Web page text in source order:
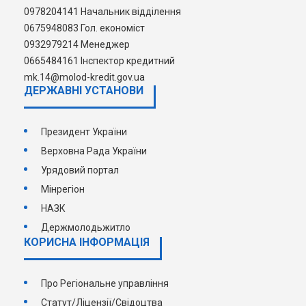
0978204141 Начальник відділення
0675948083 Гол. економіст
0932979214 Менеджер
0665484161 Інспектор кредитний
mk.14@molod-kredit.gov.ua
ДЕРЖАВНI УСТАНОВИ
Президент України
Верховна Рада України
Урядовий портал
Мінрегіон
НАЗК
Держмолодьжитло
КОРИСНА ІНФОРМАЦІЯ
Про Регіональне управління
Статут/Ліцензії/Свідоцтва